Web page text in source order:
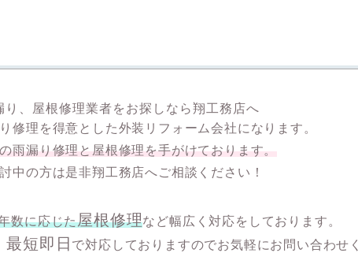
り、屋根修理業者をお探しなら翔工務店へ
修理を得意とした外装リフォーム会社になります。
雨漏り修理と屋根修理を手がけております。
中の方は是非翔工務店へご相談ください！
数に応じた屋根修理など幅広く対応をしております。
最短即日 で対応しておりますのでお気軽にお問い合わせく